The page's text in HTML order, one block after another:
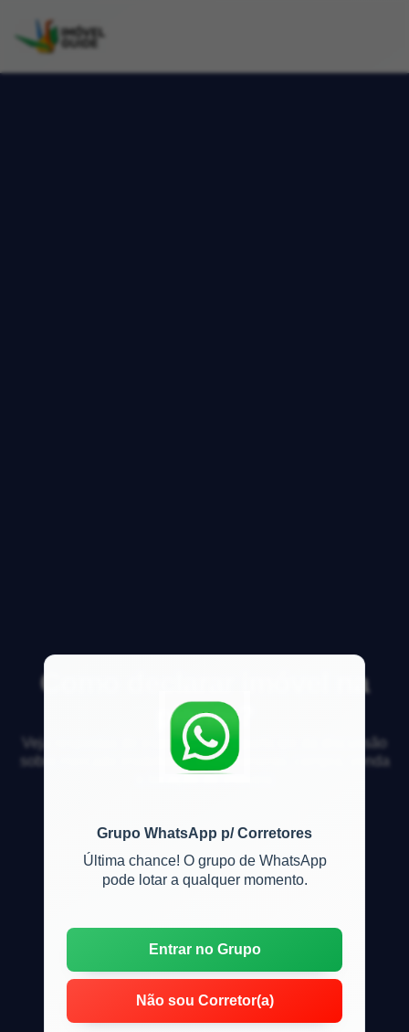
Grupo WhatsApp p/ Corretores
Última chance! O grupo de WhatsApp
pode lotar a qualquer momento.
Entrar no Grupo
Não sou Corretor(a)
Como declarar imóvel na
planta?
Veja respostas de especialistas e participe da discussão
sobre mercado imobiliário, financiamento, compra, venda
e locação de imóveis